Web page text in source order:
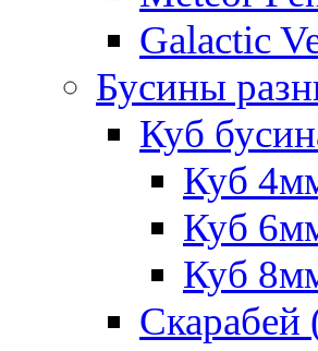
Galactic
Бусины
Куб
Куб
Куб
Куб
Скарабей